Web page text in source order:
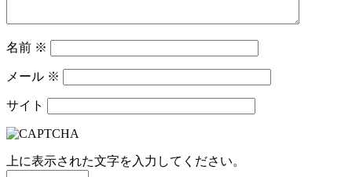
名前 ※
メール ※
サイト
上に表示された文字を入力してください。